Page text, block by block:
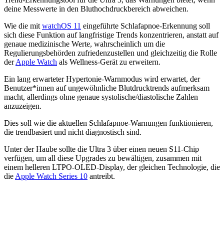
deine Messwerte in den Bluthochdruckbereich abweichen.
Wie die mit watchOS 11 eingeführte Schlafapnoe-Erkennung soll
sich diese Funktion auf langfristige Trends konzentrieren, anstatt auf
genaue medizinische Werte, wahrscheinlich um die
Regulierungsbehörden zufriedenzustellen und gleichzeitig die Rolle
derApple Watch als Wellness-Gerät zu erweitern.
Ein lang erwarteter Hypertonie-Warnmodus wird erwartet, der
Benutzer*innen auf ungewöhnliche Blutdrucktrends aufmerksam
macht, allerdings ohne genaue systolische/diastolische Zahlen
anzuzeigen.
Dies soll wie die aktuellen Schlafapnoe-Warnungen funktionieren,
die trendbasiert und nicht diagnostisch sind.
Unter der Haube sollte die Ultra 3 über einen neuen S11-Chip
verfügen, um all diese Upgrades zu bewältigen, zusammen mit
einem helleren LTPO-OLED-Display, der gleichen Technologie, die
die Apple Watch Series 10 antreibt.